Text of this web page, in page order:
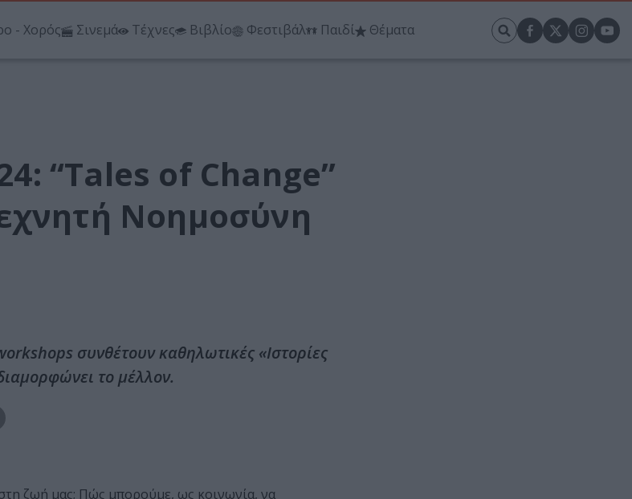
- Χορός Σινεμά Τέχνες Βιβλίο Φεστιβάλ Παιδί Θέματα
“Tales of Change”
Νοημοσύνη
συνθέτουν καθηλωτικές «Ιστορίες
το μέλλον.
ζωή μας; Πώς μπορούμε, ως κοινωνία, να